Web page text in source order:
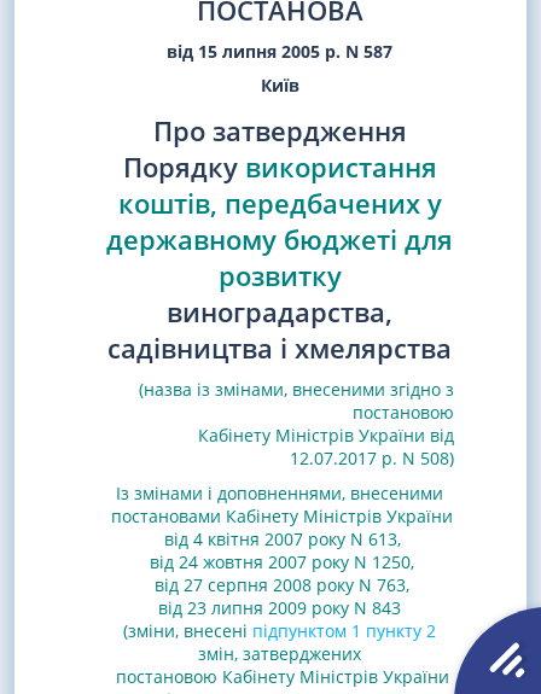
ПОСТАНОВА
від 15 липня 2005 р. N 587
Київ
Про затвердження
Порядку використання
коштів, передбачених у
державному бюджеті для
розвитку
виноградарства,
садівництва і хмелярства
(назва із змінами, внесеними згідно з
постановою
Кабінету Міністрів України від
12.07.2017 р. N 508)
Із змінами і доповненнями, внесеними
постановами Кабінету Міністрів України
від 4 квітня 2007 року N 613,
від 24 жовтня 2007 року N 1250,
від 27 серпня 2008 року N 763,
від 23 липня 2009 року N 843
(зміни, внесені підпунктом 1 пункту 2
змін, затверджених
постановою Кабінету Міністрів України